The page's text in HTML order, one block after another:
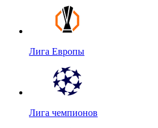
Лига Европы
Лига чемпионов